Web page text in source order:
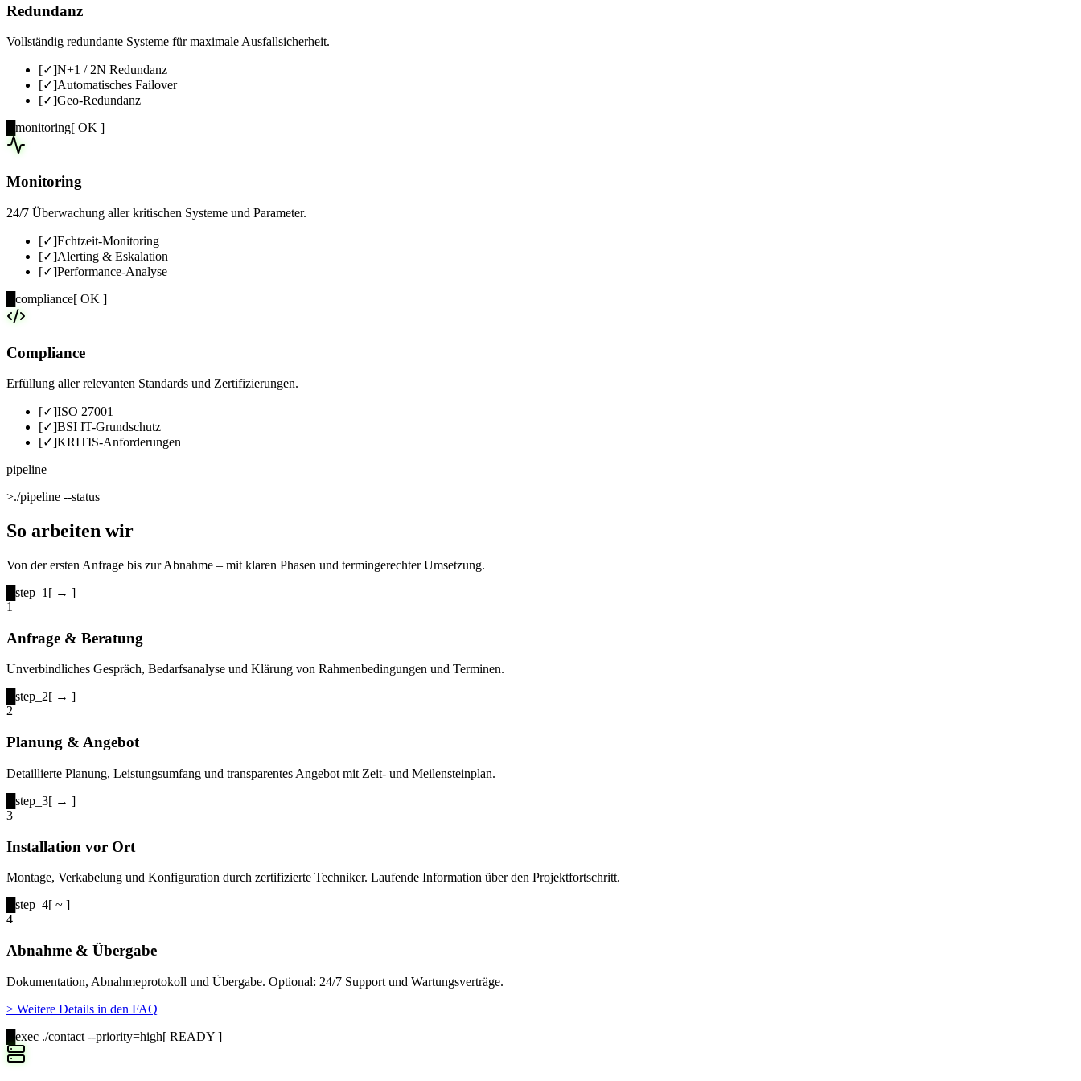
Redundanz
Vollständig redundante Systeme für maximale Ausfallsicherheit.
[✓]N+1 / 2N Redundanz
[✓]Automatisches Failover
[✓]Geo-Redundanz
monitoring[ OK ]
Monitoring
24/7 Überwachung aller kritischen Systeme und Parameter.
[✓]Echtzeit-Monitoring
[✓]Alerting & Eskalation
[✓]Performance-Analyse
compliance[ OK ]
Compliance
Erfüllung aller relevanten Standards und Zertifizierungen.
[✓]ISO 27001
[✓]BSI IT-Grundschutz
[✓]KRITIS-Anforderungen
pipeline
>./pipeline --status
So arbeiten wir
Von der ersten Anfrage bis zur Abnahme – mit klaren Phasen und termingerechter Umsetzung.
step_1 [ → ]
1
Anfrage & Beratung
Unverbindliches Gespräch, Bedarfsanalyse und Klärung von Rahmenbedingungen und Terminen.
step_2[ → ]
2
Planung & Angebot
Detaillierte Planung, Leistungsumfang und transparentes Angebot mit Zeit- und Meilensteinplan.
step_3[ → ]
3
Installation vor Ort
Montage, Verkabelung und Konfiguration durch zertifizierte Techniker. Laufende Information über den Projektfortschritt.
step_4[ ~ ]
4
Abnahme & Übergabe
Dokumentation, Abnahmeprotokoll und Übergabe. Optional: 24/7 Support und Wartungsverträge.
> Weitere Details in den FAQ
exec ./contact --priority=high[ READY ]